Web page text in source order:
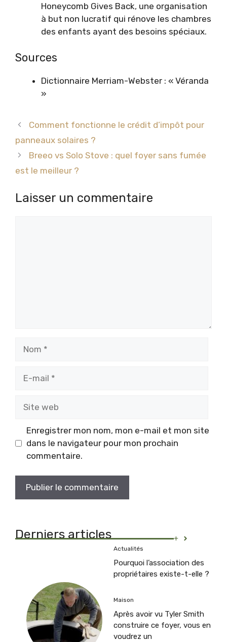
Honeycomb Gives Back, une organisation
à but non lucratif qui rénove les chambres
des enfants ayant des besoins spéciaux.
Sources
Dictionnaire Merriam-Webster : « Véranda
»
Comment fonctionne le crédit d’impôt pour
panneaux solaires ?
Breeo vs Solo Stove : quel foyer sans fumée
est le meilleur ?
Laisser un commentaire
Enregistrer mon nom, mon e-mail et mon site
dans le navigateur pour mon prochain
commentaire.
Derniers articles +
Actualités
Pourquoi l’association des
propriétaires existe-t-elle ?
Maison
Après avoir vu Tyler Smith
construire ce foyer, vous en
voudrez un